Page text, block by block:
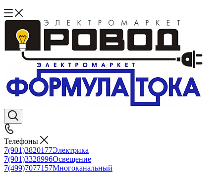
Телефоны
7(901)3820177Электрика
7(901)3328996Освещение
7(499)7077157Многоканальный